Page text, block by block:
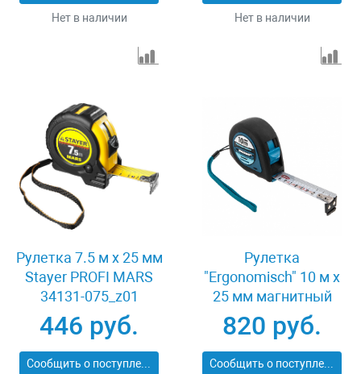
Нет в наличии Нет в наличии
Рулетка 7.5 м x 25 мм
Stayer PROFI MARS
34131-075_z01
446 руб.
Сообщить о поступлении
Рулетка
"Ergonomisch" 10 м x
25 мм магнитный
обрезиненный зацеп
Gross 31105
820 руб.
Сообщить о поступлении